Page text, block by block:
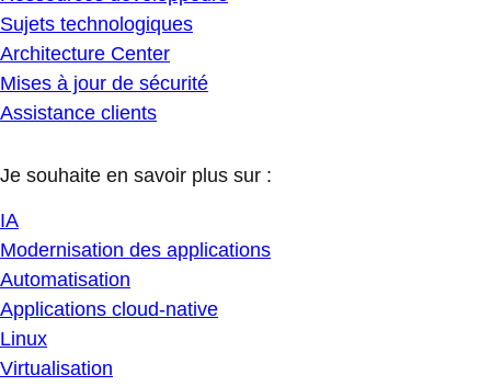
Sujets technologiques
Architecture Center
Mises à jour de sécurité
Assistance clients
Je souhaite en savoir plus sur :
IA
Modernisation des applications
Automatisation
Applications cloud-native
Linux
Virtualisation